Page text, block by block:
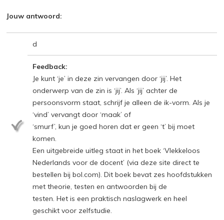
Jouw antwoord:
d
Feedback:
Je kunt ‘je’ in deze zin vervangen door ‘jij’. Het
onderwerp van de zin is ‘jij’. Als ‘jij’ achter de
persoonsvorm staat, schrijf je alleen de ik-vorm. Als je
‘vind’ vervangt door ‘maak’ of
‘smurf’, kun je goed horen dat er geen ‘t’ bij moet
komen.
Een uitgebreide uitleg staat in het boek ‘Vlekkeloos
Nederlands voor de docent’ (via deze site direct te
bestellen bij bol.com). Dit boek bevat zes hoofdstukken
met theorie, testen en antwoorden bij de
testen. Het is een praktisch naslagwerk en heel
geschikt voor zelfstudie.